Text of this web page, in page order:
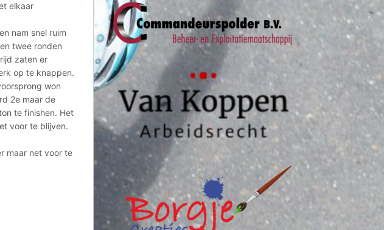
elkaar
nam snel ruim
twee ronden
zaten er
op te knappen.
won
2e maar de
te finishen. Het
voor te blijven.
maar net voor te